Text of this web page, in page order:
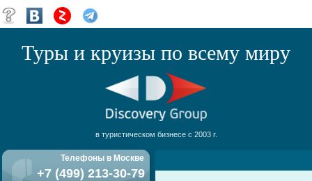
Туры и круизы по всему миру
в туристическом бизнесе с 2003 г.
Телефоны в Москве
+7 (499) 213-30-79